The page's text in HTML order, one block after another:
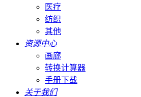
医疗
纺织
其他
资源中心
画廊
转换计算器
手册下载
关于我们